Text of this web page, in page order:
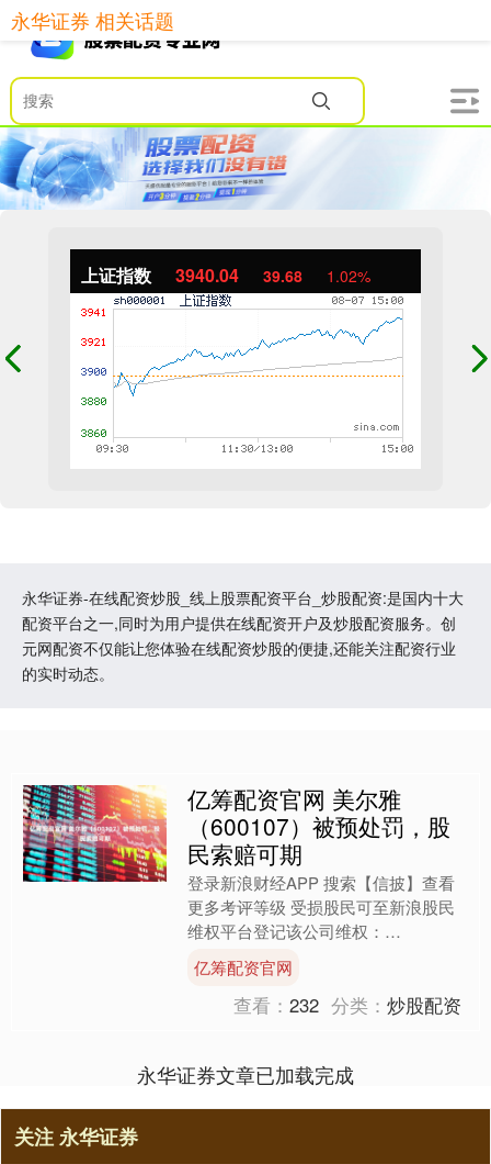
上证指数 3940.04 39.68 1.02%
永华证券-在线配资炒股_线上股票配资平台_炒股配资:是国内十大
配资平台之一,同时为用户提供在线配资开户及炒股配资服务。创
元网配资不仅能让您体验在线配资炒股的便捷,还能关注配资行业
的实时动态。
永华证券 相关话题
亿筹配资官网 美尔雅
（600107）被预处罚，股
民索赔可期
登录新浪财经APP 搜索【信披】查看
更多考评等级 受损股民可至新浪股民
维权平台登记该公司维权：
http://wq.finance.sina.com.cn/ 关注....
亿筹配资官网
查看：232 分类：炒股配资
永华证券文章已加载完成
关注 永华证券